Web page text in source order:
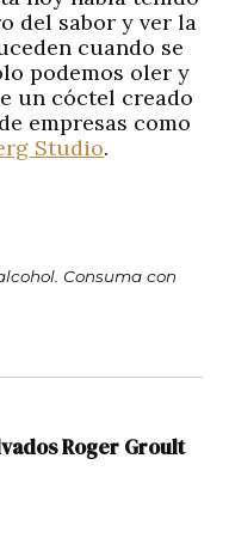
del sabor y ver la
cuando se
podemos oler y
un cóctel creado
empresas como
Studio.
Consuma con
Roger Groult